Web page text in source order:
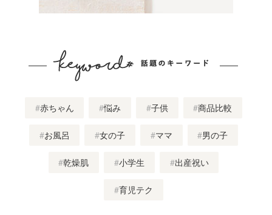
赤ちゃん 悩み 子供 商品比較
お風呂 女の子 ママ 男の子
乾燥肌 小学生 出産祝い
育児テク